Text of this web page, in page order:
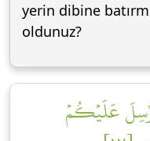
yerin dibine
oldunuz?
عَلَيۡكُمۡ